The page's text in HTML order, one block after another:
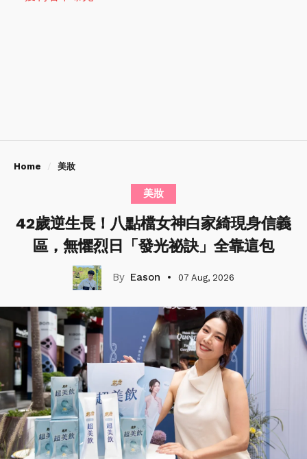
Home 美妝
美妝
42歲逆生長！八點檔女神白家綺現身信義
區，無懼烈日「發光祕訣」全靠這包
Eason 07 Aug, 2026